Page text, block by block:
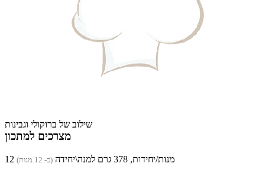
שילוב של ברוקולי וגבינות
מצרכים למתכון
12 מנות/יחידות, 378 גרם למנה\יחידה (כ- 12 מנות)